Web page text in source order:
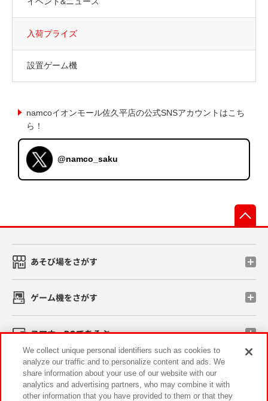
入荷プライズ
設置ゲーム機
namcoイオンモール佐久平店の公式SNSアカウントはこち
ら！
@namco_saku
あそび場をさがす
ゲーム機をさがす
スマホ・PCであそぶ
イベント・キャンペーン
We collect unique personal identifiers such as cookies to
analyze our traffic and to personalize content and ads. We
share information about your use of our website with our
analytics and advertising partners, who may combine it with
other information that you have provided to them or that they